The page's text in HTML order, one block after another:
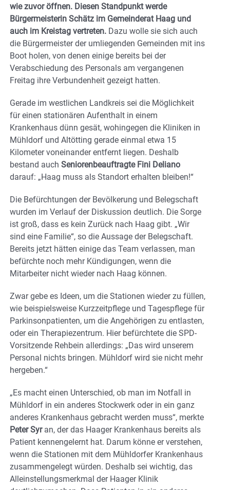
wie zuvor öffnen. Diesen Standpunkt werde
Bürgermeisterin Schätz im Gemeinderat Haag und
auch im Kreistag vertreten. Dazu wolle sie sich auch
die Bürgermeister der umliegenden Gemeinden mit ins
Boot holen, von denen einige bereits bei der
Verabschiedung des Personals am vergangenen
Freitag ihre Verbundenheit gezeigt hatten.
Gerade im westlichen Landkreis sei die Möglichkeit
für einen stationären Aufenthalt in einem
Krankenhaus dünn gesät, wohingegen die Kliniken in
Mühldorf und Altötting gerade einmal etwa 15
Kilometer voneinander entfernt liegen. Deshalb
bestand auch Seniorenbeauftragte Fini Deliano
darauf: „Haag muss als Standort erhalten bleiben!“
Die Befürchtungen der Bevölkerung und Belegschaft
wurden im Verlauf der Diskussion deutlich. Die Sorge
ist groß, dass es kein Zurück nach Haag gibt. „Wir
sind eine Familie“, so die Aussage der Belegschaft.
Bereits jetzt hätten einige das Team verlassen, man
befürchte noch mehr Kündigungen, wenn die
Mitarbeiter nicht wieder nach Haag können.
Zwar gebe es Ideen, um die Stationen wieder zu füllen,
wie beispielsweise Kurzzeitpflege und Tagespflege für
Parkinsonpatienten, um die Angehörigen zu entlasten,
oder ein Therapiezentrum. Hier befürchtete die SPD-
Vorsitzende Rehbein allerdings: „Das wird unserem
Personal nichts bringen. Mühldorf wird sie nicht mehr
hergeben.“
„Es macht einen Unterschied, ob man im Notfall in
Mühldorf in ein anderes Stockwerk oder in ein ganz
anderes Krankenhaus gebracht werden muss“, merkte
Peter Syran, der das Haager Krankenhaus bereits als
Patient kennengelernt hat. Darum könne er verstehen,
wenn die Stationen mit dem Mühldorfer Krankenhaus
zusammengelegt würden. Deshalb sei wichtig, das
Alleinstellungsmerkmal der Haager Klinik